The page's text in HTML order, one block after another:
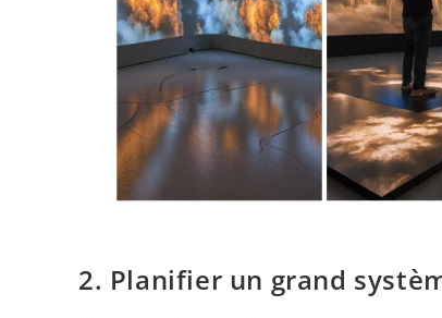
2. Planifier un grand